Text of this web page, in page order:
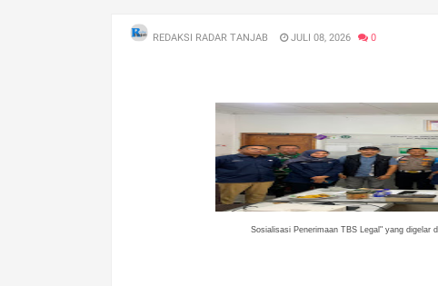
REDAKSI RADAR TANJAB JULI 08, 2026 0
Sosialisasi Penerimaan TBS Legal" yang